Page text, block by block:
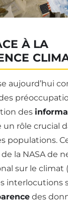
À LA
aujourd’hui
des
un rôle crucial
populations.
la NASA de
sur le climat
interlocutions
des